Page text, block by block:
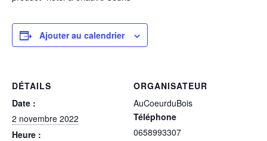
Ajouter au calendrier
DÉTAILS
Date :
2 novembre 2022
Heure :
ORGANISATEUR
AuCoeurduBois
Téléphone
0658993307